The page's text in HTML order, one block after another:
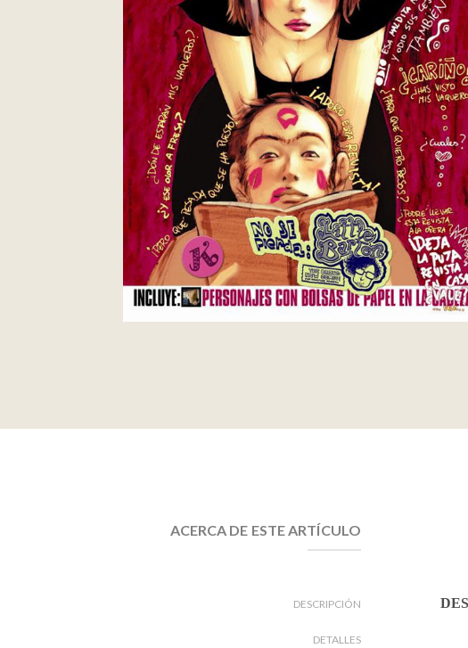
ACERCA DE ESTE ARTÍCULO
DESCRIPCIÓN
DETALLES